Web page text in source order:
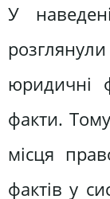
У
юридичні
факти.
місця
фактів у